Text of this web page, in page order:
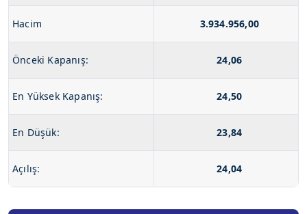
Hacim 3.934.956,00
Önceki Kapanış: 24,06
En Yüksek Kapanış: 24,50
En Düşük: 23,84
Açılış: 24,04